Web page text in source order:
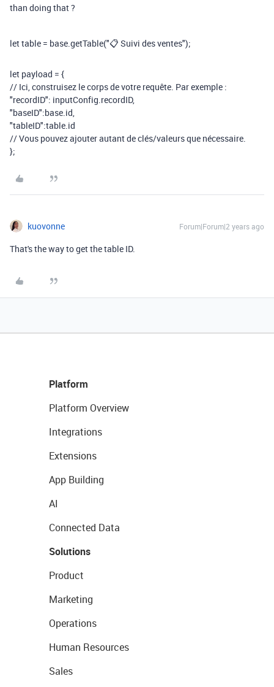
than doing that ?
lettable = base.getTable("📋 Suivi des ventes");
let payload = {
// Ici, construisez le corps de votre requête. Par exemple :
"recordID": inputConfig.recordID,
"baseID":base.id,
"tableID":table.id
// Vous pouvez ajouter autant de clés/valeurs que nécessaire.
};
kuovonne Forum|Forum|2 years ago
That's the way to get the table ID.
Platform
Platform Overview
Integrations
Extensions
App Building
AI
Connected Data
Solutions
Product
Marketing
Operations
Human Resources
Sales